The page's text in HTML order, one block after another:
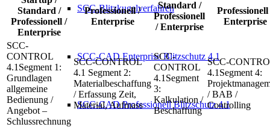
SCC-Blitzkugelverfahren
SCC-CAD Enterprise Blitzschutz 4.1
SCC-CAD Professionell Blitzschutz 4.1
Standard /
Professionell /
Enterprise
Professionell /
Enterprise
Standard /
Professionell
/ Enterprise
Professionell
Enterprise
Segment 1:
Grundlagen
allgemeine
Bedienung /
Angebot –
Schlussrechnung
Segment 2:
Materialbeschaffung
/ Erfassung Zeit,
Material, Aufmass
Segment
3:
Kalkulation /
Beschaffung
Segment 4:
/ BAB /
Controlling